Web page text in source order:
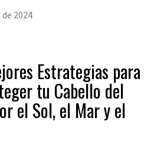
2024
Estrategias para
tu Cabello del
el Sol, el Mar y el